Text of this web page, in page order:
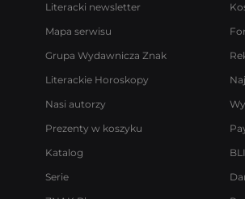
Literacki newsletter
Mapa serwisu
Grupa Wydawnicza Znak
Literackie Horoskopy
Nasi autorzy
Prezenty w koszyku
Katalog
Serie